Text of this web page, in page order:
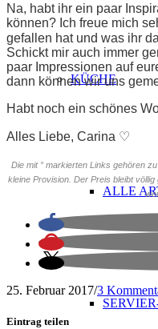
KÜCHE
ALLE
Na, habt ihr ein paar
können? Ich freue mich
gefallen hat und was ihr
Schickt mir auch immer
paar Impressionen auf
dann können wir uns
Habt noch ein schönes
Alles Liebe, Carina ♡
Die mit ° markierten Links gehören
kleine Provision. Der Preis bleibt
25. Februar 2017/3
Eintrag teilen